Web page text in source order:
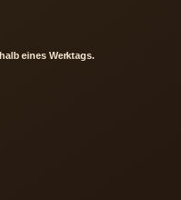
eines Werktags.